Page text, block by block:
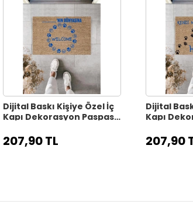
Dijital Baskı Kişiye Özel İç
Kapı Dekorasyon Paspas
207,90 TL
Dijital
Kapı
207,90